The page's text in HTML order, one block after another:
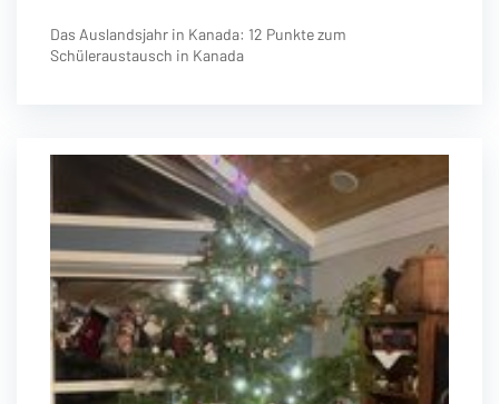
Das Auslandsjahr in Kanada: 12 Punkte zum
Schüleraustausch in Kanada